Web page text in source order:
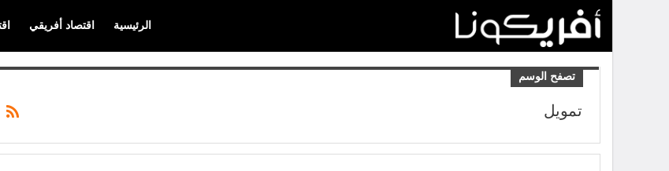
الرئيسية اقتصاد أفريقي
تصفح الوسم
تمويل